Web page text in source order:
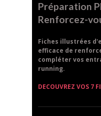
Préparation
Renforcez-
Fiches illustrées
efficace de
compléter vos
running.
DECOUVREZ VOS 7